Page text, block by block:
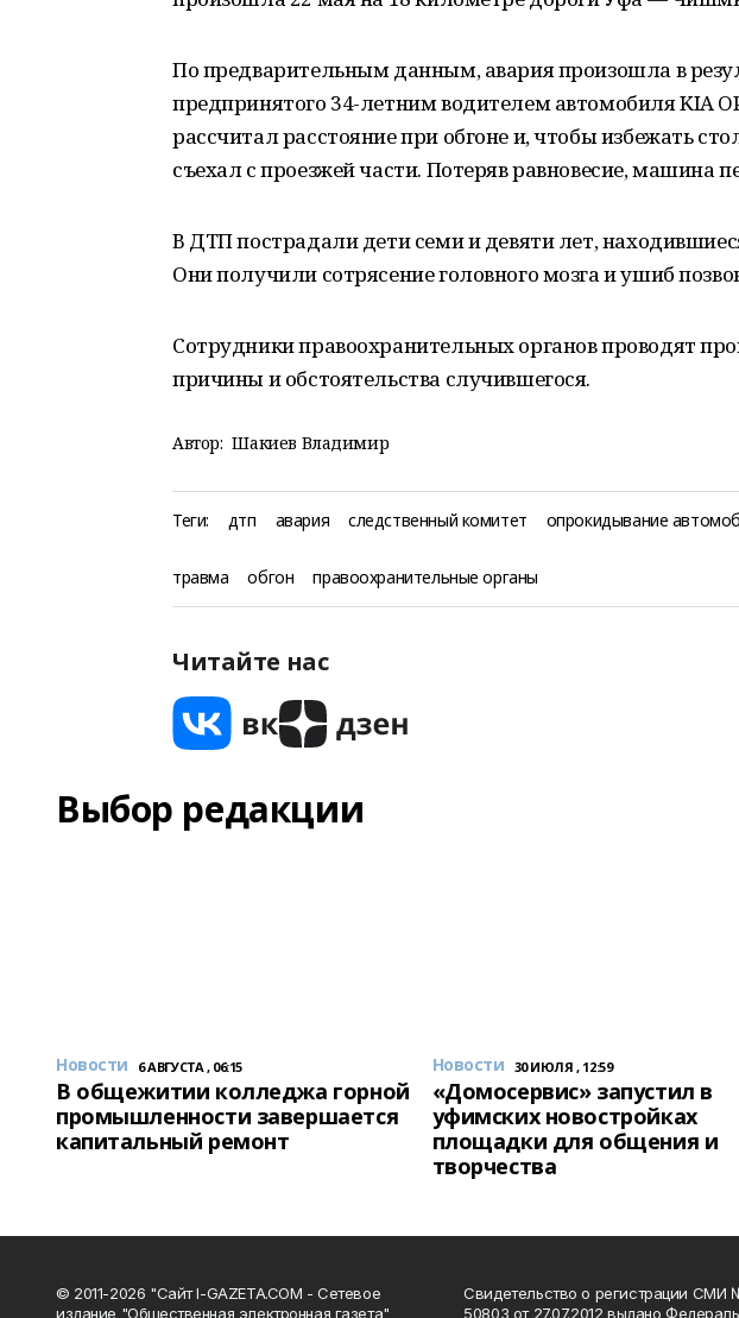
По предварительным данным, авария произошла в
предпринятого 34-летним водителем автомобиля KIA
рассчитал расстояние при обгоне и, чтобы избежать
съехал с проезжей части. Потеряв равновесие, машина
В ДТП пострадали дети семи и девяти лет,
Они получили сотрясение головного мозга и ушиб
Сотрудники правоохранительных органов проводят
причины и обстоятельства случившегося.
Автор: Шакиев Владимир
Теги: дтп авария следственный комитет опрокидывание
травма обгон правоохранительные органы
Читайте нас
Выбор редакции
Новости 6 АВГУСТА , 06:15
В общежитии колледжа горной
промышленности завершается
капитальный ремонт
Новости 30 ИЮЛЯ , 12:59
«Домосервис» запустил в
уфимских новостройках
площадки для общения и
творчества
© 2011-2026 "Сайт I-GAZETA.COM - Сетевое
издание "Общественная электронная газета"
Свидетельство о регистрации
50803 от 27.07.2012 выдано